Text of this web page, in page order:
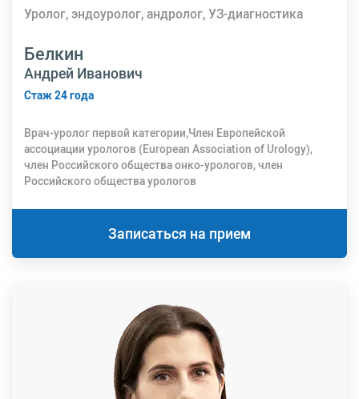
Уролог, эндоуролог, андролог, УЗ-диагностика
Белкин
Андрей Иванович
Стаж 24 года
Врач-уролог первой категории,Член Европейской
ассоциации урологов (European Association of Urology),
член Российского общества онко-урологов, член
Российского общества урологов
Записаться на прием